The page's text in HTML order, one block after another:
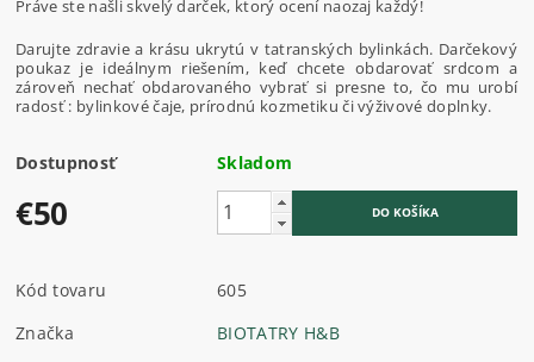
Práve ste našli skvelý darček, ktorý ocení naozaj každý!
Darujte zdravie a krásu ukrytú v tatranských bylinkách. Darčekový
poukaz je ideálnym riešením, keď chcete obdarovať srdcom a
zároveň nechať obdarovaného vybrať si presne to, čo mu urobí
radosť : bylinkové čaje, prírodnú kozmetiku či výživové doplnky.
Dostupnosť Skladom
€50
Kód tovaru
605
Značka
BIOTATRY H&B